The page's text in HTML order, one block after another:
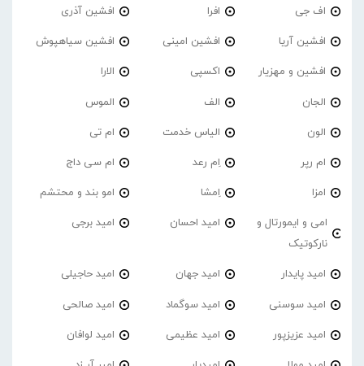
اف جی افرا افشین آذری
افشین آریا افشین امینی افشین سیاهپوش
افشین و مهزیار اکسپی الارا
الجان الف الموس
الون الیاس خدمت ام تی
ام رپر اِم رعد ام سی داج
امزا اِمشا امو بند و محتشم
امی و ایمورتال و
نارکوتیک
امید احسان امید برجی
امید پایدار امید جهان امید حاجیلی
امید سوسنی امید سوگماد امید صالحی
امید عزیزپور امید عظیمی امید لوافان